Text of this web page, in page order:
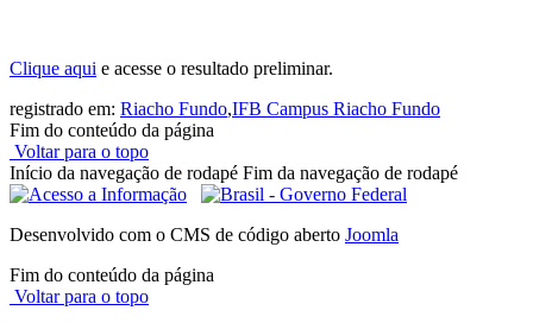
Clique aqui e acesse o resultado preliminar.
registrado em: Riacho Fundo,IFB Campus Riacho Fundo
Fim do conteúdo da página
Voltar para o topo
Início da navegação de rodapé Fim da navegação de rodapé
Desenvolvido com o CMS de código aberto Joomla
Fim do conteúdo da página
Voltar para o topo